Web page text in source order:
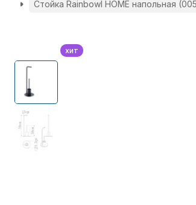
Стойка Rainbowl HOME напольная
хит